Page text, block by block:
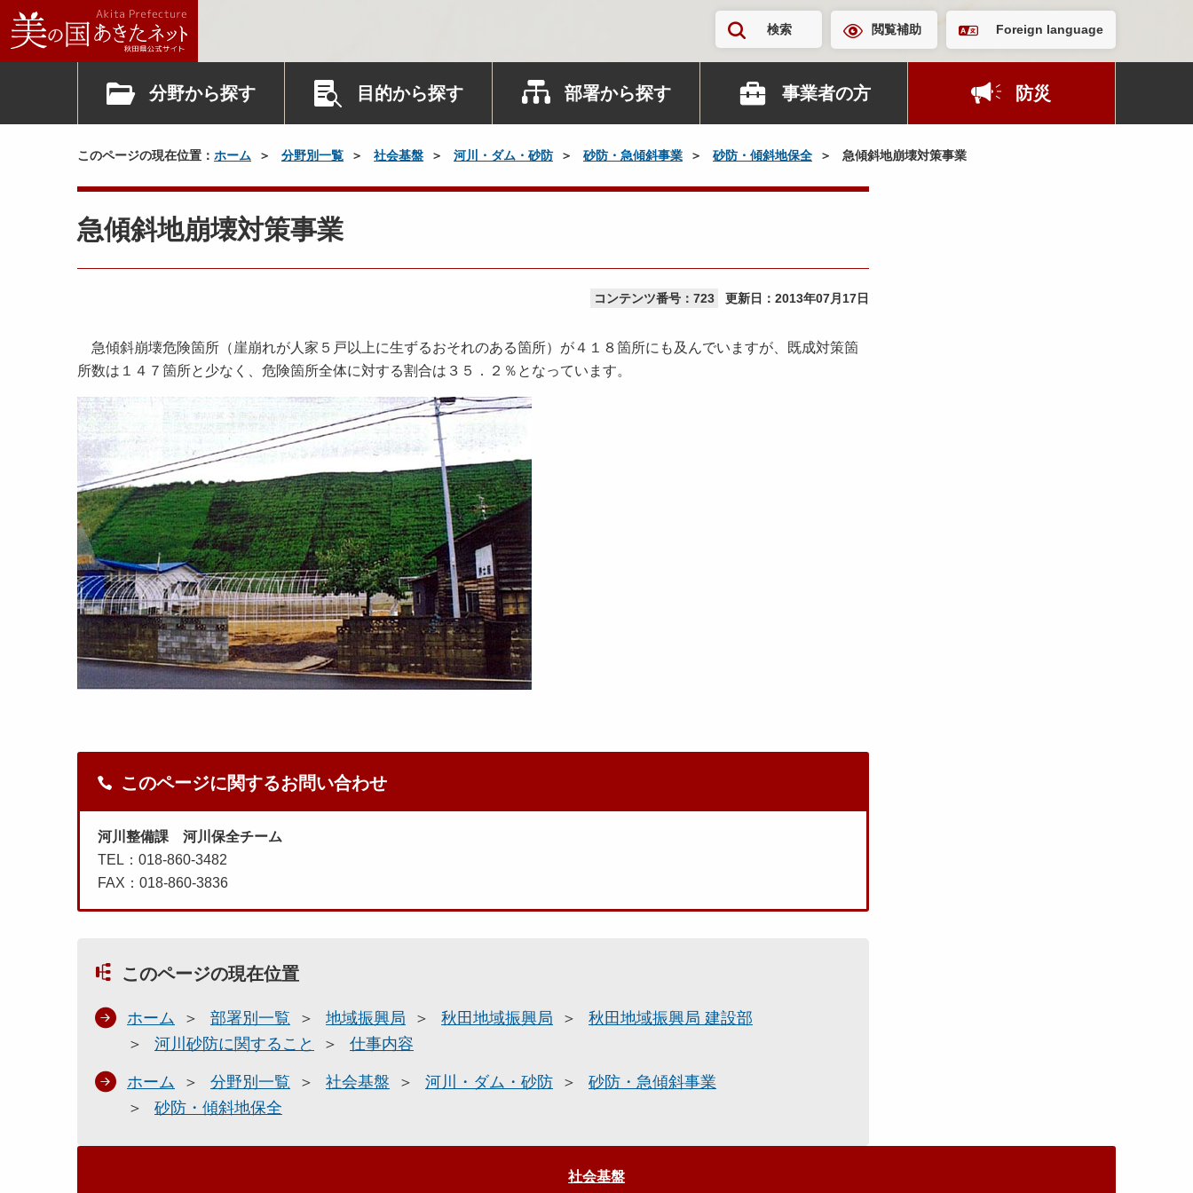
検索 閲覧補助 Foreign language
分野から探す 目的から探す 部署から探す 事業者の方 防災
このページの現在位置： ホーム 分野別一覧 社会基盤 河川・ダム・砂防 砂防・急傾斜事業 砂防・傾斜地保全 急傾斜地崩壊対策事業
急傾斜地崩壊対策事業
コンテンツ番号：723 更新日： 2013年07月17日
急傾斜崩壊危険箇所（崖崩れが人家５戸以上に生ずるおそれのある箇所）が４１８箇所にも及んでいますが、既成対策箇
所数は１４７箇所と少なく、危険箇所全体に対する割合は３５．２％となっています。
このページに関するお問い合わせ
河川整備課 河川保全チーム
TEL：018-860-3482
FAX：018-860-3836
このページの現在位置
ホーム 部署別一覧 地域振興局 秋田地域振興局
秋田地域振興局 建設部
河川砂防に関すること
仕事内容
ホーム 分野別一覧 社会基盤 河川・ダム・砂防
砂防・急傾斜事業
砂防・傾斜地保全
社会基盤